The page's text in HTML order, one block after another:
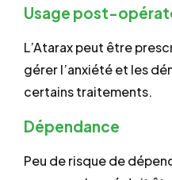
Usage post-
L’Atarax peut être
gérer l’anxiété et les
certains traitements.
Dépendance
Peu de risque de